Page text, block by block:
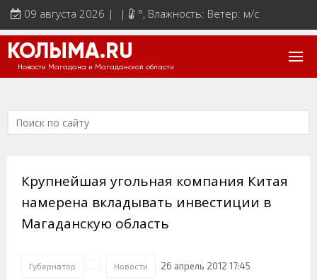
09 августа 2026 | | °, Влажность: Ветер: м/с
КОЛЫМА.RU
Новости Магадана и Магаданской области
Крупнейшая угольная компания Китая
намерена вкладывать инвестиции в
Магаданскую область
Губернатор Новости 26 апрель 2012 17:45